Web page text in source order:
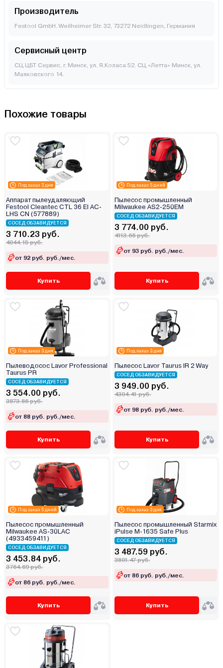
Производитель
Festool GmbH. Weilheimer Str. 32, 73272 Neidlingen, Германия
Сервисный центр
СЦ ЦБТ Сервис, г. Минск, ул. Я.Коласа 52. СЦ «Летта» Минск, ул.
Маяковского 14.
Похожие товары
Под заказ 3 дня
Аппарат пылеудаляющий
Festool Cleantec CTL 36 EI AC-
LHS CN (577889)
СОСЕД ОБЗАВИДУЕТСЯ
3 710.23 руб.
4044.15 руб.
от 92 руб. руб./мес.
Купить
Под заказ 5 дней
Пылесос промышленный
Milwaukee AS2-250EM
СОСЕД ОБЗАВИДУЕТСЯ
3 774.00 руб.
4113.66 руб.
от 93 руб. руб./мес.
Купить
Под заказ 3 дня
Пылеводосос Lavor Professional
Taurus PR
СОСЕД ОБЗАВИДУЕТСЯ
3 554.00 руб.
3873.86 руб.
от 88 руб. руб./мес.
Купить
Под заказ 3 дня
Пылесос Lavor Taurus IR 2 Way
СОСЕД ОБЗАВИДУЕТСЯ
3 949.00 руб.
4304.41 руб.
от 98 руб. руб./мес.
Купить
Под заказ 5 дней
Пылесос промышленный
Milwaukee AS-30LAC
(4933459411)
СОСЕД ОБЗАВИДУЕТСЯ
3 453.84 руб.
3764.69 руб.
от 86 руб. руб./мес.
Купить
Под заказ 3 дня
Пылесос промышленный Starmix
iPulse M-1635 Safe Plus
СОСЕД ОБЗАВИДУЕТСЯ
3 487.59 руб.
3801.47 руб.
от 86 руб. руб./мес.
Купить